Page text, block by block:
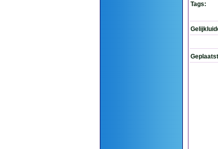
Tags: